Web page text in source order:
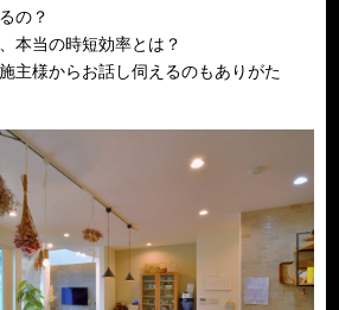
の？
本当の時短効率とは？
主様からお話し伺えるのもありがた